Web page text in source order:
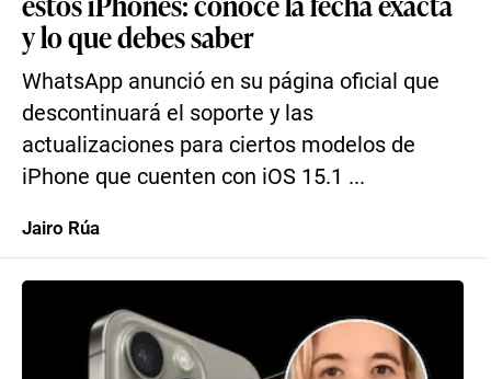
y lo que debes saber
WhatsApp anunció en su página oficial que
descontinuará el soporte y las
actualizaciones para ciertos modelos de
iPhone que cuenten con iOS 15.1 ...
Jairo Rúa